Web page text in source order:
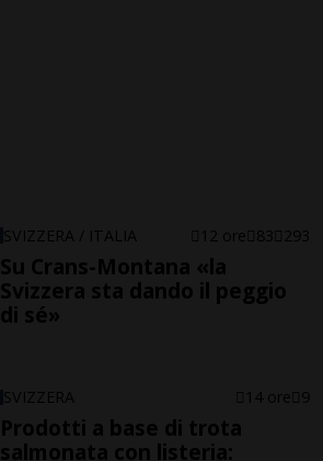
SVIZZERA / ITALIA 12 ore 83 293
Su Crans-Montana «la
Svizzera sta dando il peggio
di sé»
SVIZZERA 14 ore 9
Prodotti a base di trota
salmonata con listeria: